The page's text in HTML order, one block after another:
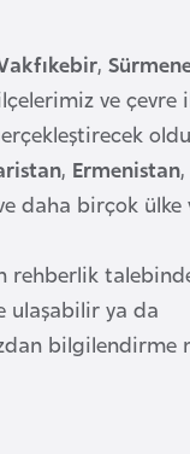
,
ve çevre
, Ermenistan,
daha birçok ülke
rehberlik
ulaşabilir ya da